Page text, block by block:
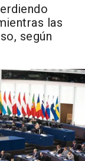
las
según